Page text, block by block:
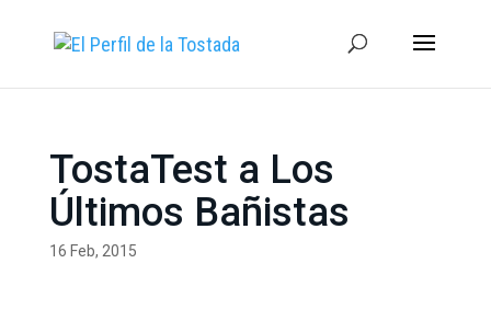
TostaTest a Los
Últimos Bañistas
16 Feb, 2015